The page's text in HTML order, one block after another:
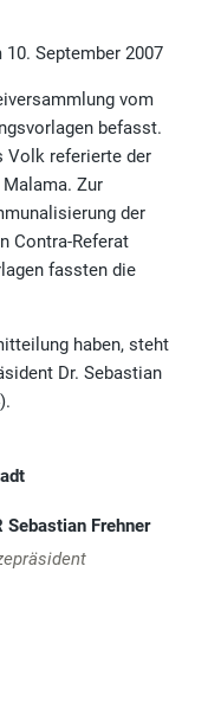
September 2007
vom
befasst.
Volk referierte der
Zur
der
Contra-Referat
fassten die
haben, steht
Dr. Sebastian
Sebastian Frehner